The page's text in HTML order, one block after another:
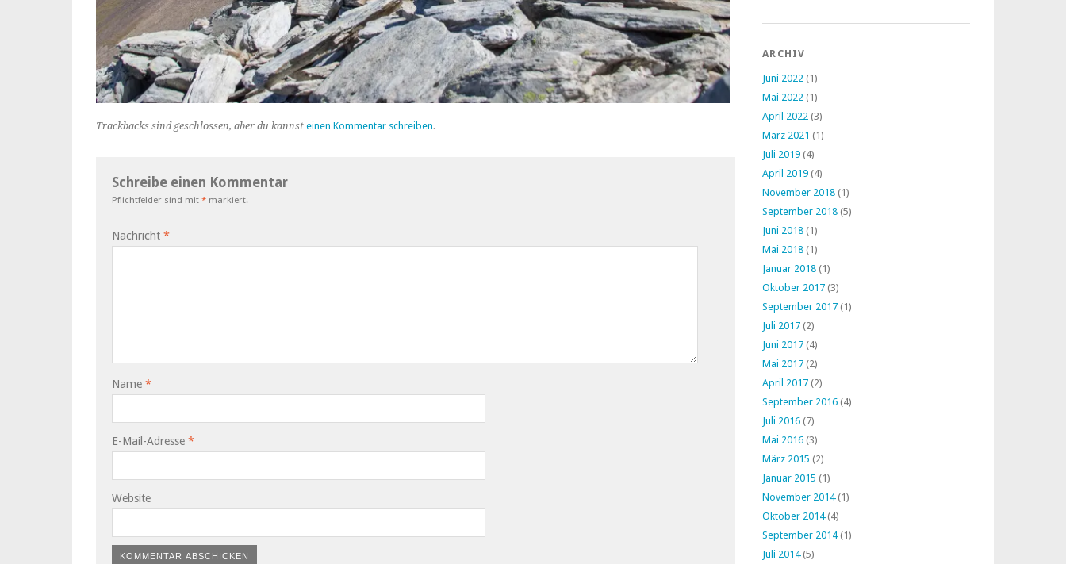
Trackbacks sind geschlossen, aber du kannst einen Kommentar schreiben.
Schreibe einen Kommentar
Pflichtfelder sind mit * markiert.
Nachricht *
Name *
E-Mail-Adresse *
Website
ARCHIV
Juni 2022 (1)
Mai 2022 (1)
April 2022 (3)
März 2021 (1)
Juli 2019 (4)
April 2019 (4)
November 2018 (1)
September 2018 (5)
Juni 2018 (1)
Mai 2018 (1)
Januar 2018 (1)
Oktober 2017 (3)
September 2017 (1)
Juli 2017 (2)
Juni 2017 (4)
Mai 2017 (2)
April 2017 (2)
September 2016 (4)
Juli 2016 (7)
Mai 2016 (3)
März 2015 (2)
Januar 2015 (1)
November 2014(1)
Oktober 2014(4)
September 2014(1)
Juli 2014(5)